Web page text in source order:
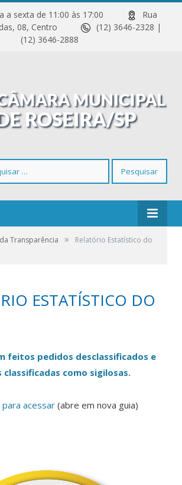
a sexta de 11:00 às 17:00
Rua
08, Centro
(12) 3646-2328 |
(12) 3646-2888
Transparência »
Relatório Estatístico do
ESTATÍSTICO DO
feitos pedidos desclassificados e
como sigilosas.
para acessar (abre em nova guia)